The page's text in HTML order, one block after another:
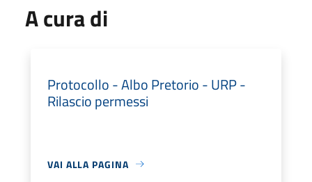
A cura di
Protocollo - Albo Pretorio - URP -
Rilascio permessi
VAI ALLA PAGINA